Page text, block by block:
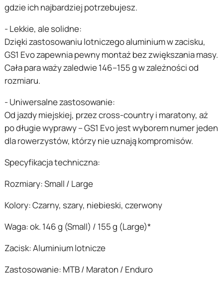
gdzie ich najbardziej potrzebujesz.
- Lekkie, ale solidne:
Dzięki zastosowaniu lotniczego aluminium w zacisku,
GS1 Evo zapewnia pewny montaż bez zwiększania masy.
Cała para waży zaledwie 146–155 g w zależności od
rozmiaru.
- Uniwersalne zastosowanie:
Od jazdy miejskiej, przez cross-country i maratony, aż
po długie wyprawy – GS1 Evo jest wyborem numer jeden
dla rowerzystów, którzy nie uznają kompromisów.
Specyfikacja techniczna:
Rozmiary: Small / Large
Kolory: Czarny, szary, niebieski, czerwony
Waga: ok. 146 g (Small) / 155 g (Large)*
Zacisk: Aluminium lotnicze
Zastosowanie: MTB / Maraton / Enduro